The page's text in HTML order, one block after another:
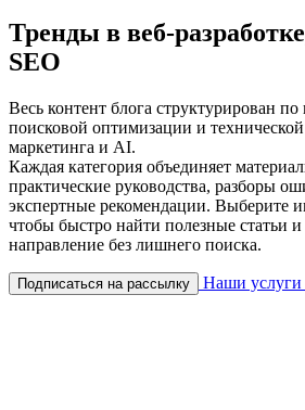
Тренды в веб-
SEO
Весь контент блога структурирован
поисковой оптимизации и технической
маркетинга и AI.
Каждая категория объединяет
практические руководства, разборы
экспертные рекомендации. Выберите
чтобы быстро найти полезные статьи
направление без лишнего поиска.
Подписаться на рассылку Наши услуги